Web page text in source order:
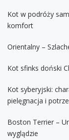
Kot w podróży
komfort
Orientalny –
Kot sfinks doński
Kot syberyjski:
pielęgnacja i
Boston Terrier –
wyglądzie